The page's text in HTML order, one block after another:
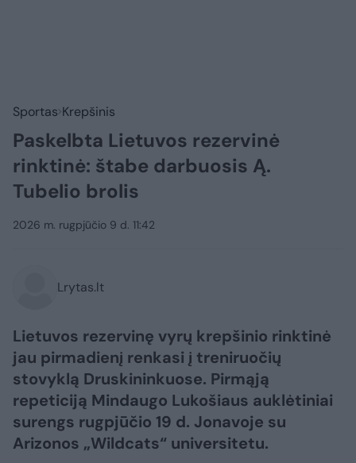
Sportas Krepšinis
Paskelbta Lietuvos rezervinė
rinktinė: štabe darbuosis Ą.
Tubelio brolis
2026 m. rugpjūčio 9 d. 11:42
Lrytas.lt
Lietuvos rezervinę vyrų krepšinio rinktinė
jau pirmadienį renkasi į treniruočių
stovyklą Druskininkuose. Pirmąją
repeticiją Mindaugo Lukošiaus auklėtiniai
surengs rugpjūčio 19 d. Jonavoje su
Arizonos „Wildcats“ universitetu.